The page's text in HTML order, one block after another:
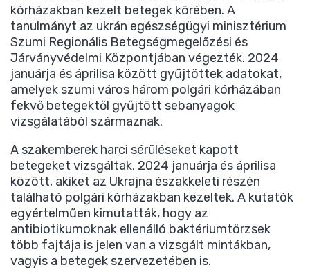
kórházakban kezelt betegek körében. A
tanulmányt az ukrán egészségügyi minisztérium
Szumi Regionális Betegségmegelőzési és
Járványvédelmi Központjában végezték. 2024
januárja és áprilisa között gyűjtöttek adatokat,
amelyek szumi város három polgári kórházában
fekvő betegektől gyűjtött sebanyagok
vizsgálatából származnak.
A szakemberek harci sérüléseket kapott
betegeket vizsgáltak, 2024 januárja és áprilisa
között, akiket az Ukrajna északkeleti részén
található polgári kórházakban kezeltek. A kutatók
egyértelműen kimutatták, hogy az
antibiotikumoknak ellenálló baktériumtörzsek
több fajtája is jelen van a vizsgált mintákban,
vagyis a betegek szervezetében is.